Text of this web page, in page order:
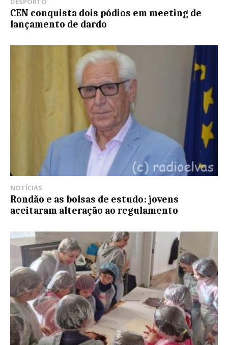
CEN conquista dois pódios em meeting de
lançamento de dardo
NOTÍCIAS
Rondão e as bolsas de estudo: jovens
aceitaram alteração ao regulamento